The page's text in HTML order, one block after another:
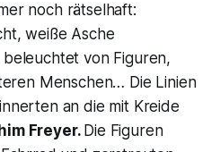
noch rätselhaft:
weiße Asche
von Figuren,
Menschen… Die Linien
an die mit Kreide
Freyer. Die Figuren